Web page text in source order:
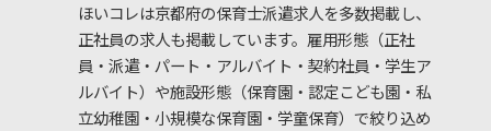
ほいコレは京都府の保育士派遣求人を多数掲載し、
正社員の求人も掲載しています。雇用形態（正社
員・派遣・パート・アルバイト・契約社員・学生ア
ルバイト）や施設形態（保育園・認定こども園・私
立幼稚園・小規模な保育園・学童保育）で絞り込め